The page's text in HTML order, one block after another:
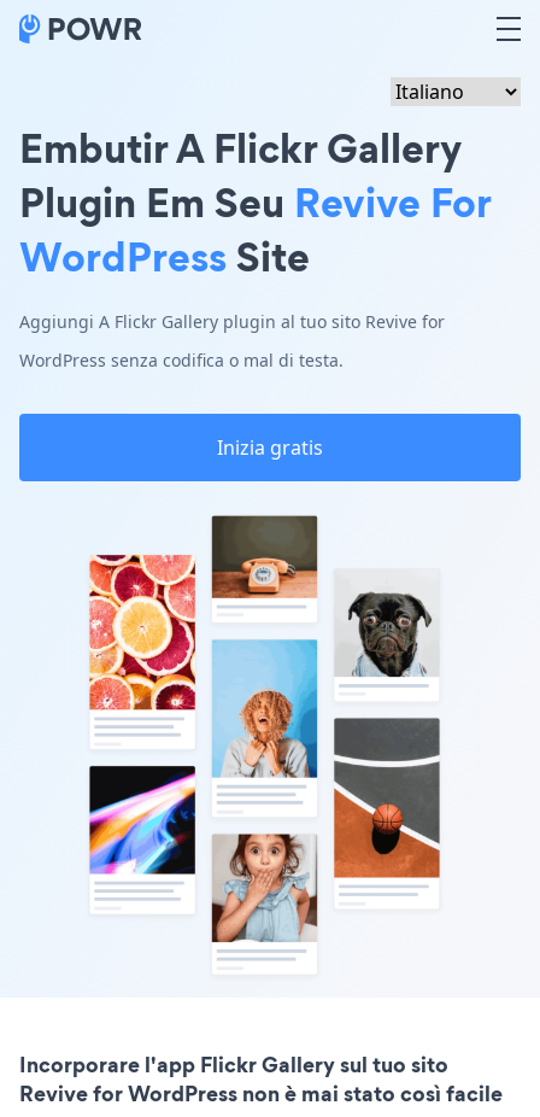
Embutir A Flickr Gallery
Plugin Em Seu Revive For
WordPressSite
Aggiungi A Flickr Gallery plugin al tuo sito Revive for
WordPress senza codifica o mal di testa.
Inizia gratis
Incorporare l'app Flickr Gallery sul tuo sito
Revive for WordPress non è mai stato così facile